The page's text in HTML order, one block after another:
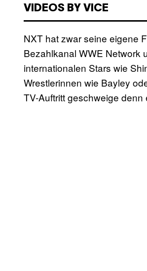
VIDEOS BY VICE
NXT hat zwar seine eigene
Bezahlkanal WWE Network
internationalen Stars wie
Wrestlerinnen wie Bayley
TV-Auftritt geschweige